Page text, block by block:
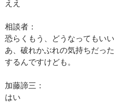
ええ
相談者：
恐らくもう、どうなってもい
あ、破れかぶれの気持ちだっ
するんですけども。
加藤諦三：
はい